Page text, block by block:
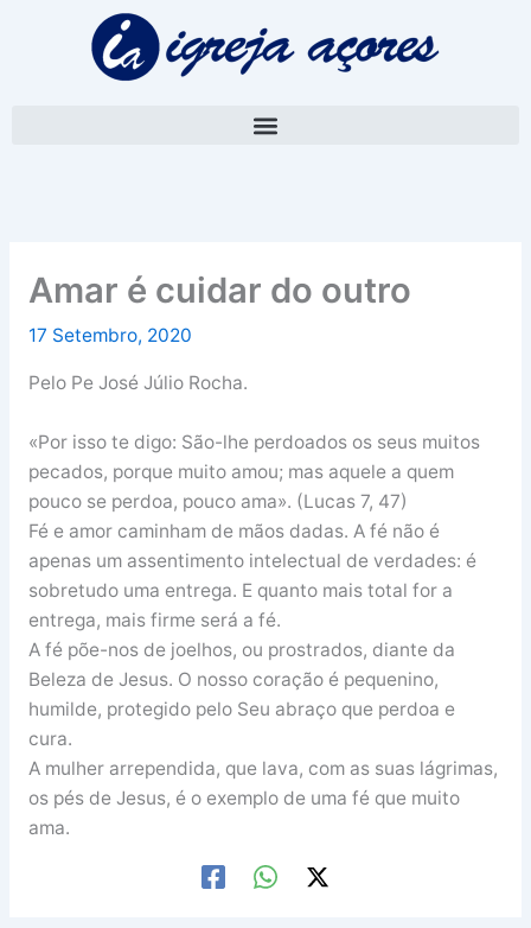
Amar é cuidar do outro
17 Setembro, 2020
Pelo Pe José Júlio Rocha.
«Por isso te digo: São-lhe perdoados os seus muitos
pecados, porque muito amou; mas aquele a quem
pouco se perdoa, pouco ama». (Lucas 7, 47)
Fé e amor caminham de mãos dadas. A fé não é
apenas um assentimento intelectual de verdades: é
sobretudo uma entrega. E quanto mais total for a
entrega, mais firme será a fé.
A fé põe-nos de joelhos, ou prostrados, diante da
Beleza de Jesus. O nosso coração é pequenino,
humilde, protegido pelo Seu abraço que perdoa e
cura.
A mulher arrependida, que lava, com as suas lágrimas,
os pés de Jesus, é o exemplo de uma fé que muito
ama.